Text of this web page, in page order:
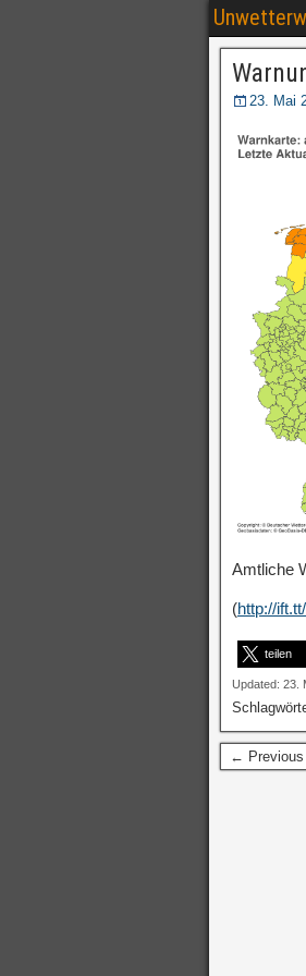
23. Mai
Amtliche
(http://
teilen
Updated: 23.
←